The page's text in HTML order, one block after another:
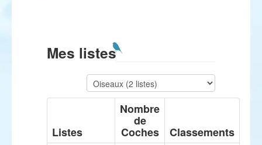
Mes listes
Listes
Nombre
de
Coches Classements